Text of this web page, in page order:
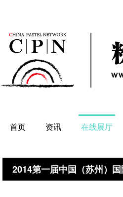
首页 资讯 在线展厅
2014第一届中国（苏州）